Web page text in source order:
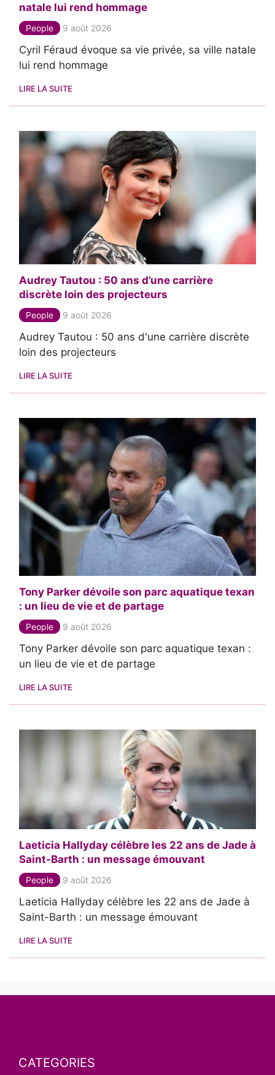
natale lui rend hommage
People 9 août 2026
Cyril Féraud évoque sa vie privée, sa ville natale
lui rend hommage
LIRE LA SUITE
Audrey Tautou : 50 ans d’une carrière
discrète loin des projecteurs
People 9 août 2026
Audrey Tautou : 50 ans d'une carrière discrète
loin des projecteurs
LIRE LA SUITE
Tony Parker dévoile son parc aquatique texan
: un lieu de vie et de partage
People 9 août 2026
Tony Parker dévoile son parc aquatique texan :
un lieu de vie et de partage
LIRE LA SUITE
Laeticia Hallyday célèbre les 22 ans de Jade à
Saint-Barth : un message émouvant
People 9 août 2026
Laeticia Hallyday célèbre les 22 ans de Jade à
Saint-Barth : un message émouvant
LIRE LA SUITE
CATEGORIES